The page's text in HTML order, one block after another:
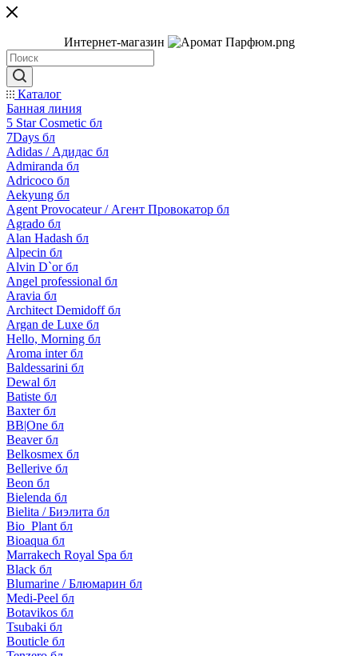
Интернет-магазин
Каталог
Банная линия
5 Star Cosmetic бл
7Days бл
Adidas / Адидас бл
Admiranda бл
Adricoco бл
Aekyung бл
Agent Provocateur / Агент Провокатор бл
Agrado бл
Alan Hadash бл
Alpecin бл
Alvin D`or бл
Angel professional бл
Aravia бл
Architect Demidoff бл
Argan de Luxe бл
Hello, Morning бл
Aroma inter бл
Baldessarini бл
Dewal бл
Batiste бл
Baxter бл
BB|One бл
Beaver бл
Belkosmex бл
Bellerive бл
Beon бл
Bielenda бл
Bielita / Биэлита бл
Bio_Plant бл
Bioaqua бл
Marrakech Royal Spa бл
Black бл
Blumarine / Блюмарин бл
Medi-Peel бл
Botavikos бл
Tsubaki бл
Bouticle бл